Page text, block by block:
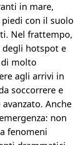
in mare,
con il suolo
Nel frattempo,
hotspot e
molto
agli arrivi in
soccorrere e
Anche
non
fenomeni